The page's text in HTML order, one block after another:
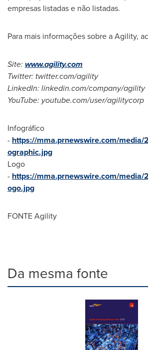
empresas listadas e não listadas.
Para mais informações sobre a Agility,
Site:www.agility.com
Twitter: twitter.com/agility
LinkedIn: linkedin.com/company/agility
YouTube: youtube.com/user/agilitycorp
Infográfico
- https://mma.prnewswire.com/
ographic.jpg
Logo
- https://mma.prnewswire.com/
ogo.jpg
FONTE Agility
Da mesma fonte